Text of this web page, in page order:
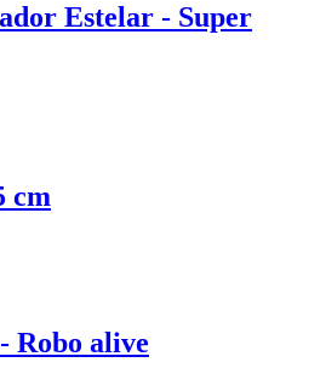
Estelar - Super
cm
Robo alive